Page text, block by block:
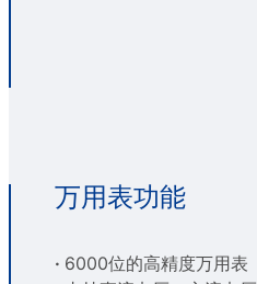
万用表功能
· 6000位的高精度万用表